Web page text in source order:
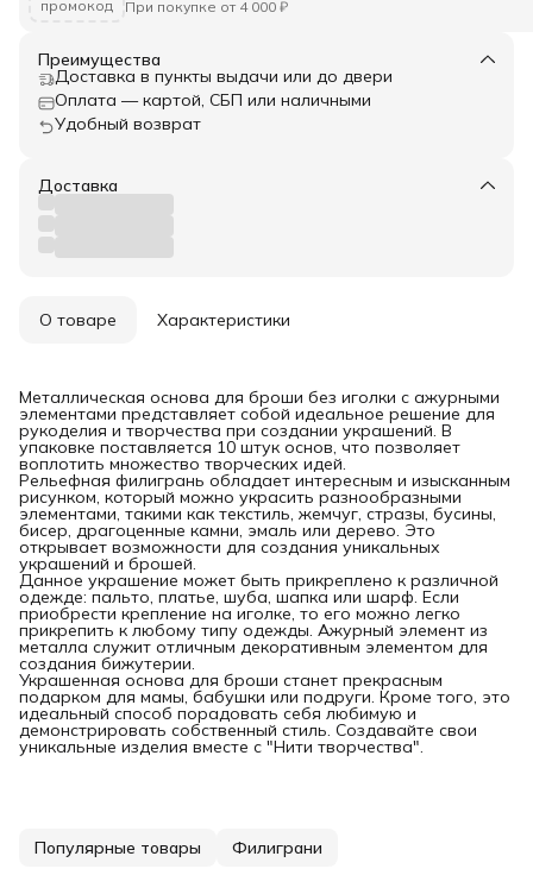
промокод При покупке от 4 000 ₽
Преимущества
Доставка в пункты выдачи или до двери
Оплата — картой, СБП или наличными
Удобный возврат
Доставка
О товаре Характеристики
Металлическая основа для броши без иголки с ажурными
элементами представляет собой идеальное решение для
рукоделия и творчества при создании украшений. В
упаковке поставляется 10 штук основ, что позволяет
воплотить множество творческих идей.
Рельефная филигрань обладает интересным и изысканным
рисунком, который можно украсить разнообразными
элементами, такими как текстиль, жемчуг, стразы, бусины,
бисер, драгоценные камни, эмаль или дерево. Это
открывает возможности для создания уникальных
украшений и брошей.
Данное украшение может быть прикреплено к различной
одежде: пальто, платье, шуба, шапка или шарф. Если
приобрести крепление на иголке, то его можно легко
прикрепить к любому типу одежды. Ажурный элемент из
металла служит отличным декоративным элементом для
создания бижутерии.
Украшенная основа для броши станет прекрасным
подарком для мамы, бабушки или подруги. Кроме того, это
идеальный способ порадовать себя любимую и
демонстрировать собственный стиль. Создавайте свои
уникальные изделия вместе с "Нити творчества".
Популярные товары Филиграни